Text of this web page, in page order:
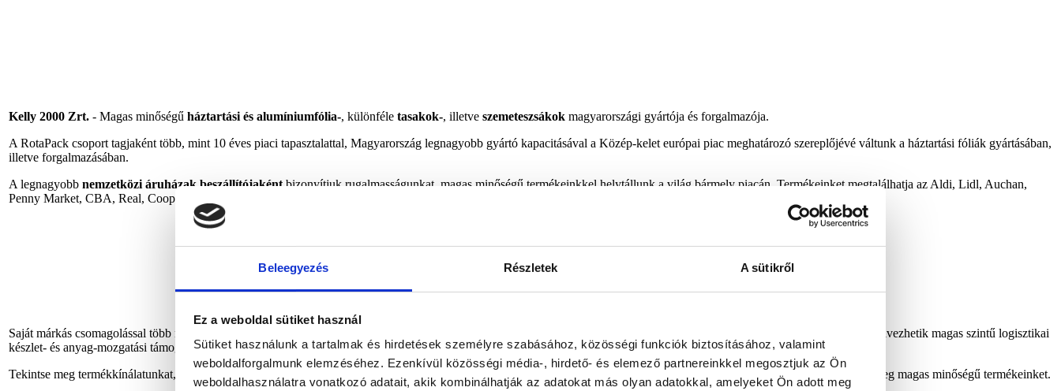
Beleegyezés Részletek A sütikről
Ez a weboldal sütiket használ
Sütiket használunk a tartalmak és hirdetések személyre szabásához, közösségi funkciók biztosításához, valamint
weboldalforgalmunk elemzéséhez. Ezenkívül közösségi média-, hirdető- és elemező partnereinkkel megosztjuk az Ön
weboldalhasználatra vonatkozó adatait, akik kombinálhatják az adatokat más olyan adatokkal, amelyeket Ön adott meg
Kelly 2000 Zrt. - Magas minőségű háztartási és alumíniumfólia-, különféle tasakok-, illetve szemeteszsákok magyarországi gyártója és forgalmazója.
A RotaPack csoport tagjaként több, mint 10 éves piaci tapasztalattal, Magyarország legnagyobb gyártó kapacitásával a Közép-kelet európai piac meghatározó szereplőjévé váltunk a háztartási fóliák gyártásában,
illetve forgalmazásában.
A legnagyobb nemzetközi áruházak beszállítójaként bizonyítjuk rugalmasságunkat, magas minőségű termékeinkkel helytállunk a világ bármely piacán. Termékeinket megtalálhatja az Aldi, Lidl, Auchan,
Penny Market, CBA, Real, Coop, Interspar és Spar áruházláncok polcain.
Saját márkás csomagolással több nemzetközi hiper-és diszkontlánc több éves, szerződött beszállító partnereként dolgozunk. Disztribúciós partnereink az ország egész területén élvezhetik magas szintű logisztikai
készlet- és anyag-mozgatási támogatásunkat.
Tekintse meg termékkínálatunkat, és bizonyosodjon meg róla, hogy hosszú távú, megbízható beszállító partnerként számíthat ránk. Kérje ingyenes termékmintákat, és ismerje meg magas minőségű termékeinket.